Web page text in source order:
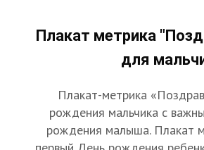
Плакат метрика
для
Плакат-метрика
рождения мальчика с
рождения малыша. Плакат